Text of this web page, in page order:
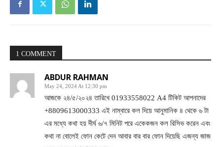
1 COMMENT
ABDUR RAHMAN
May 24, 2024 At 12:30 pm
আজকে ২৪/৫/২০২৪ তারিখে 01933558022 A4 টিকিট আপনাদের
+8809613000333 এই নাম্বারে কল দিয়ে আনুমানিক ৪ থেকে ৬ টা
এর মধ্যে কথা হয় দীর্ঘ ৬/৭ মিনিট পরে একেকজন কল রিসিভ করেন এবং
কথা না বোলেই ফোন কেটে দেন আবার বার বার ফোন দিয়েছি এজন্য জাজ